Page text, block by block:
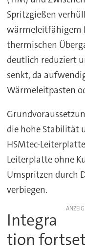
Spritzgießen
wärmeleitfähigem
thermischen
deutlich reduziert
senkt, da
Wärmeleitpasten
die hohe Stabilität
HSMtec-
Leiterplatte ohne
Umspritzen durch
verbiegen.
Integra
tion